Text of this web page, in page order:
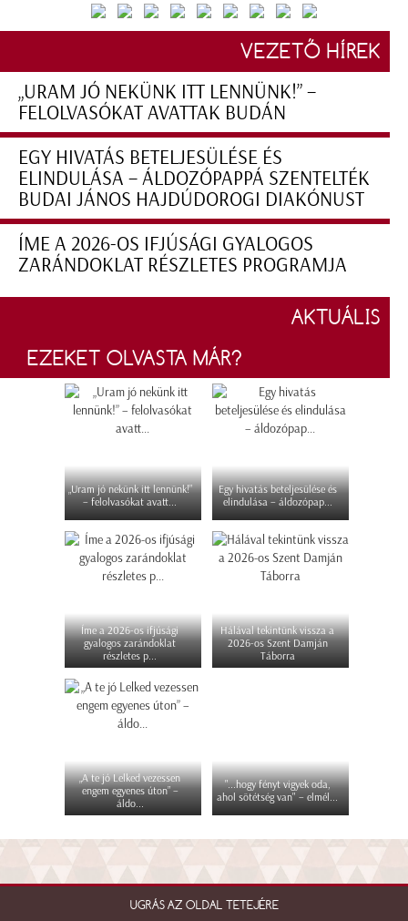
VEZETŐ HÍREK
„URAM JÓ NEKÜNK ITT LENNÜNK!” –
FELOLVASÓKAT AVATTAK BUDÁN
EGY HIVATÁS BETELJESÜLÉSE ÉS
ELINDULÁSA – ÁLDOZÓPAPPÁ SZENTELTÉK
BUDAI JÁNOS HAJDÚDOROGI DIAKÓNUST
ÍME A 2026-OS IFJÚSÁGI GYALOGOS
ZARÁNDOKLAT RÉSZLETES PROGRAMJA
AKTUÁLIS
EZEKET OLVASTA MÁR?
„Uram jó nekünk itt lennünk!”
– felolvasókat avatt...
Egy hivatás beteljesülése és
elindulása – áldozópap...
Íme a 2026-os ifjúsági
gyalogos zarándoklat
részletes p...
Hálával tekintünk vissza a
2026-os Szent Damján
Táborra
„A te jó Lelked vezessen
engem egyenes úton” –
áldo...
"...hogy fényt vigyek oda,
ahol sötétség van" – elmél...
UGRÁS AZ OLDAL TETEJÉRE